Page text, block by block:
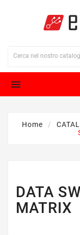

Home
DATA
MATRIX